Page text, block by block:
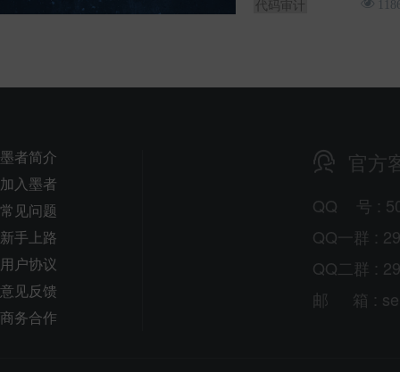
代码审计
墨者简介
加入墨者
常见问题
新手上路
用户协议
意见反馈
商务合作
官方
QQ 号 :
QQ一群 :
QQ二群 :
邮
箱 :